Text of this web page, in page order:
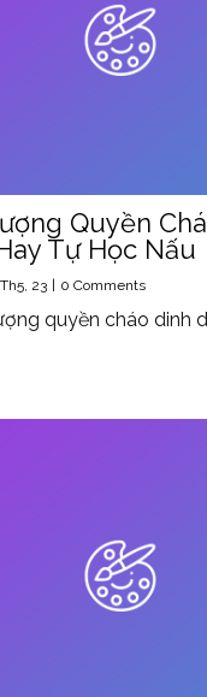
Quyền
Tự Học Nấu
Th5, 23 0 Comments
quyền cháo dinh